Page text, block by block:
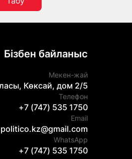
Бізбен байланыс
Мекен-жай
Көксай, дом 2/5
Телефон
+7 (747) 535 1750
Email
politico.kz@gmail.com
WhatsApp
+7 (747) 535 1750